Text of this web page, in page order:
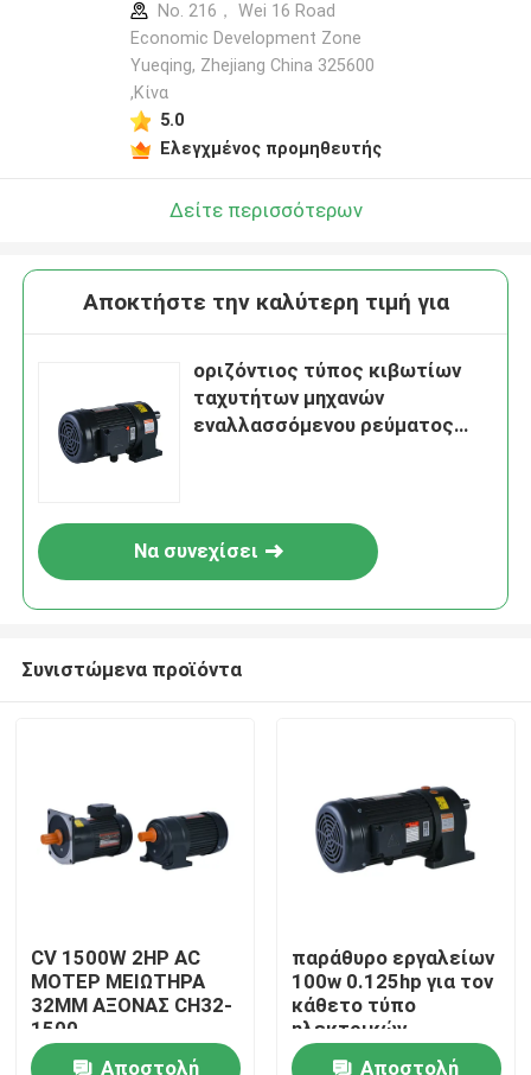
Προϊόντα
Βίντεο
No. 216， Wei 16 Road
Economic Development Zone
Yueqing, Zhejiang China 325600
,Κίνα
5.0
Ελεγχμένος προμηθευτής
Δείτε περισσότερων
Αποκτήστε την καλύτερη τιμή για
οριζόντιος τύπος κιβωτίων
ταχυτήτων μηχανών
εναλλασσόμενου ρεύματος
Να συνεχίσει
Συνιστώμενα προϊόντα
CV 1500W 2HP AC
ΜΟΤΕΡ ΜΕΙΩΤΗΡΑ
32MM ΑΞΟΝΑΣ CH32-
1500
Αποστολή
παράθυρο εργαλείων
100w 0.125hp για τον
κάθετο τύπο
ηλεκτρικών
κινητήρων με τον
Αποστολή